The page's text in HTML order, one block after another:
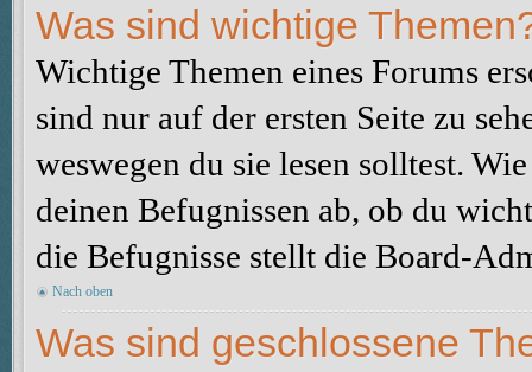
Was sind wichtige
Wichtige Themen eines Forums
sind nur auf der ersten Seite zu
weswegen du sie lesen solltest.
deinen Befugnissen ab, ob du
die Befugnisse stellt die Board-
Nach oben
Was sind geschlossene